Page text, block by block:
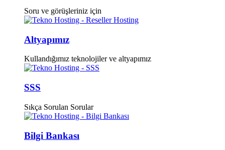
Soru ve görüşleriniz için
Altyapımız
Kullandığımız teknolojiler ve altyapımız
SSS
Sıkça Sorulan Sorular
Bilgi Bankası